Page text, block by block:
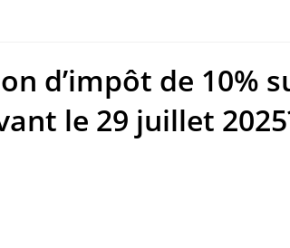
d’impôt de 10%
le 29 juillet